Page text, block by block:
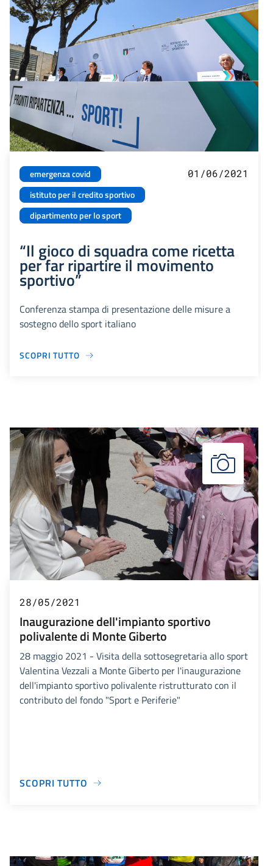
emergenza covid
istituto per il credito sportivo
dipartimento per lo sport
01/06/2021
“Il gioco di squadra come ricetta
per far ripartire il movimento
sportivo”
Conferenza stampa di presentazione delle misure a
sostegno dello sport italiano
SCOPRI TUTTO
28/05/2021
Inaugurazione dell'impianto sportivo
polivalente di Monte Giberto
28 maggio 2021 - Visita della sottosegretaria allo sport
Valentina Vezzali a Monte Giberto per l'inaugurazione
dell'impianto sportivo polivalente ristrutturato con il
contributo del fondo "Sport e Periferie"
SCOPRI TUTTO